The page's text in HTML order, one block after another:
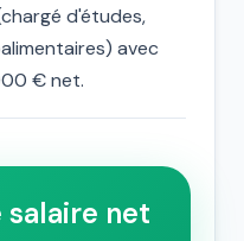
d'études,
avec
€ net.
net